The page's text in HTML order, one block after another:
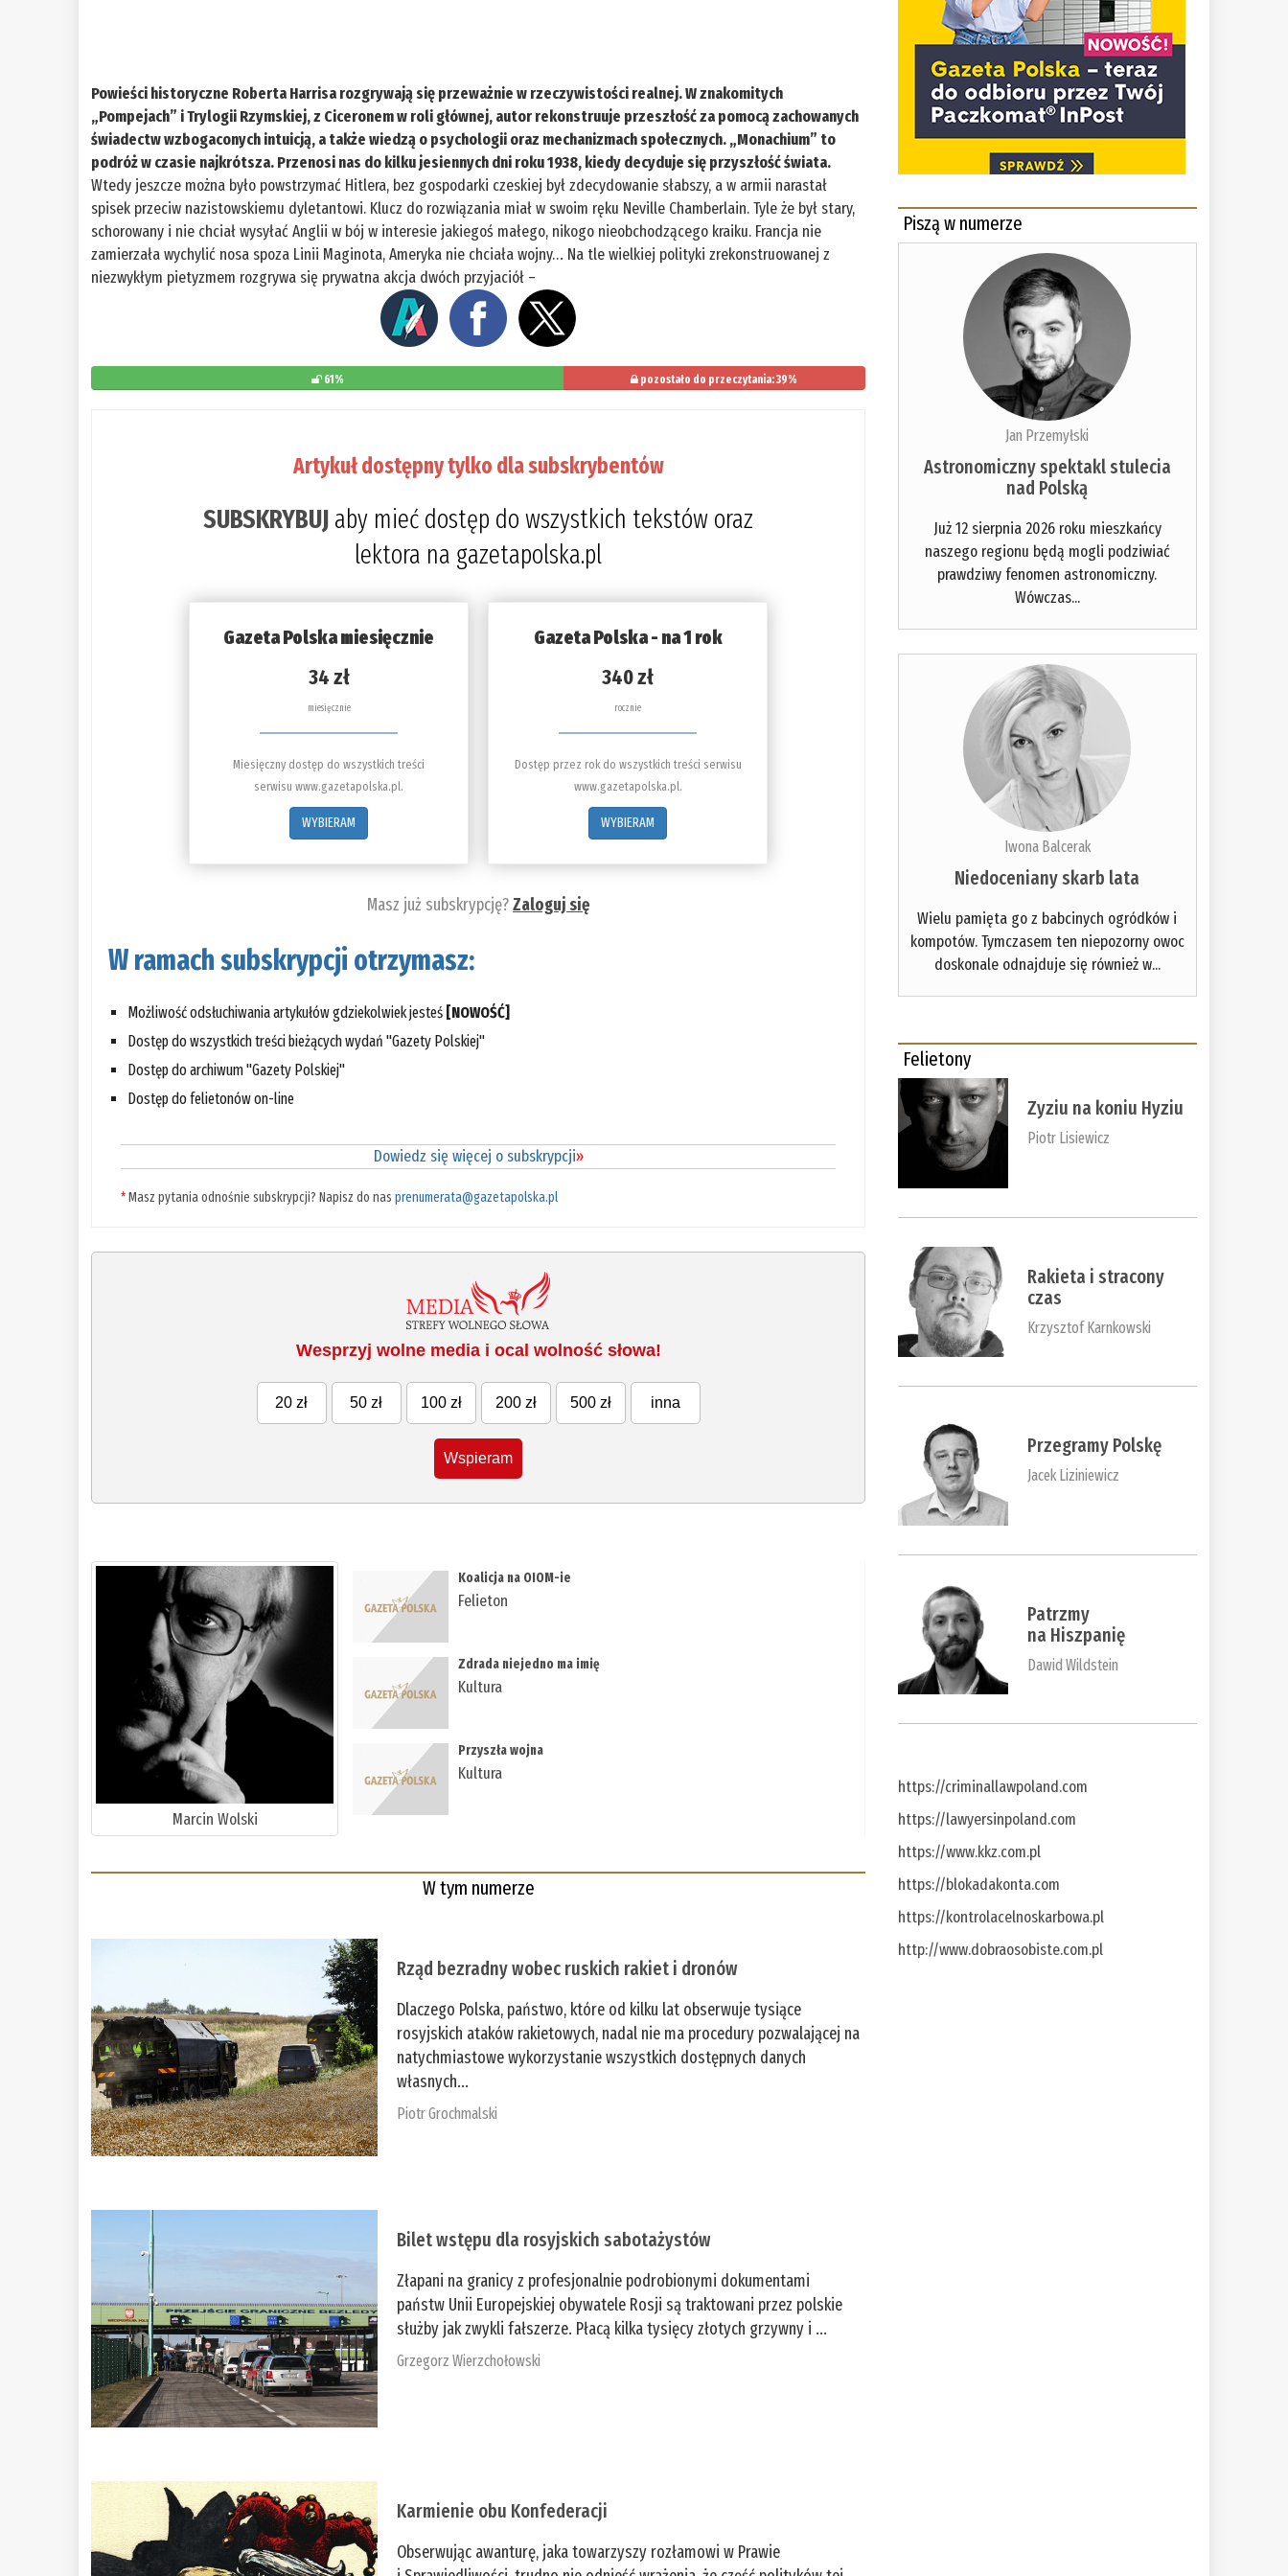
Powieści historyczne Roberta Harrisa rozgrywają się przeważnie w rzeczywistości realnej. W znakomitych
„Pompejach” i Trylogii Rzymskiej, z Ciceronem w roli głównej, autor rekonstruuje przeszłość za pomocą zachowanych
świadectw wzbogaconych intuicją, a także wiedzą o psychologii oraz mechanizmach społecznych. „Monachium” to
podróż w czasie najkrótsza. Przenosi nas do kilku jesiennych dni roku 1938, kiedy decyduje się przyszłość świata.
Wtedy jeszcze można było powstrzymać Hitlera, bez gospodarki czeskiej był zdecydowanie słabszy, a w armii narastał
spisek przeciw nazistowskiemu dyletantowi. Klucz do rozwiązania miał w swoim ręku Neville Chamberlain. Tyle że był stary,
schorowany i nie chciał wysyłać Anglii w bój w interesie jakiegoś małego, nikogo nieobchodzącego kraiku. Francja nie
zamierzała wychylić nosa spoza Linii Maginota, Ameryka nie chciała wojny… Na tle wielkiej polityki zrekonstruowanej z
niezwykłym pietyzmem rozgrywa się prywatna akcja dwóch przyjaciół –
61% pozostało do przeczytania: 39%
Artykuł dostępny tylko dla subskrybentów
SUBSKRYBUJ aby mieć dostęp do wszystkich tekstów oraz
lektora na gazetapolska.pl
Gazeta Polska miesięcznie
34 zł
miesięcznie
Miesięczny dostęp do wszystkich treści
serwisu www.gazetapolska.pl.
WYBIERAM
Gazeta Polska - na 1 rok
340 zł
rocznie
Dostęp przez rok do wszystkich treści serwisu
www.gazetapolska.pl.
WYBIERAM
Masz już subskrypcję?Zaloguj się
W ramach subskrypcji otrzymasz:
Możliwość odsłuchiwania artykułów gdziekolwiek jesteś [NOWOŚĆ]
Dostęp do wszystkich treści bieżących wydań "Gazety Polskiej"
Dostęp do archiwum "Gazety Polskiej"
Dostęp do felietonów on-line
Dowiedz się więcej o subskrypcji»
*Masz pytania odnośnie subskrypcji? Napisz do nasprenumerata@gazetapolska.pl
Wesprzyj wolne media i ocal wolność słowa!
20 zł 50 zł 100 zł 200 zł 500 zł inna
Wspieram
Marcin Wolski
Koalicja na OIOM-ie
Felieton
Zdrada niejedno ma imię
Kultura
Przyszła wojna
Kultura
W tym numerze
Rząd bezradny wobec ruskich rakiet i dronów
Dlaczego Polska, państwo, które od kilku lat obserwuje tysiące
rosyjskich ataków rakietowych, nadal nie ma procedury pozwalającej na
natychmiastowe wykorzystanie wszystkich dostępnych danych
własnych...
Piotr Grochmalski
Bilet wstępu dla rosyjskich sabotażystów
Złapani na granicy z profesjonalnie podrobionymi dokumentami
państw Unii Europejskiej obywatele Rosji są traktowani przez polskie
służby jak zwykli fałszerze. Płacą kilka tysięcy złotych grzywny i ...
Grzegorz Wierzchołowski
Karmienie obu Konfederacji
Obserwując awanturę, jaka towarzyszy rozłamowi w Prawie
Piszą w numerze
Jan Przemyłski
Astronomiczny spektakl stulecia
nad Polską
Już 12 sierpnia 2026 roku mieszkańcy
naszego regionu będą mogli podziwiać
prawdziwy fenomen astronomiczny.
Wówczas...
Iwona Balcerak
Niedoceniany skarb lata
Wielu pamięta go z babcinych ogródków i
kompotów. Tymczasem ten niepozorny owoc
doskonale odnajduje się również w...
Felietony
Zyziu na koniu Hyziu
Piotr Lisiewicz
Rakieta i stracony
czas
Krzysztof Karnkowski
Przegramy Polskę
Jacek Liziniewicz
Patrzmy
na Hiszpanię
Dawid Wildstein
https://criminallawpoland.com
https://lawyersinpoland.com
https://www.kkz.com.pl
https://blokadakonta.com
https://kontrolacelnoskarbowa.pl
http://www.dobraosobiste.com.pl